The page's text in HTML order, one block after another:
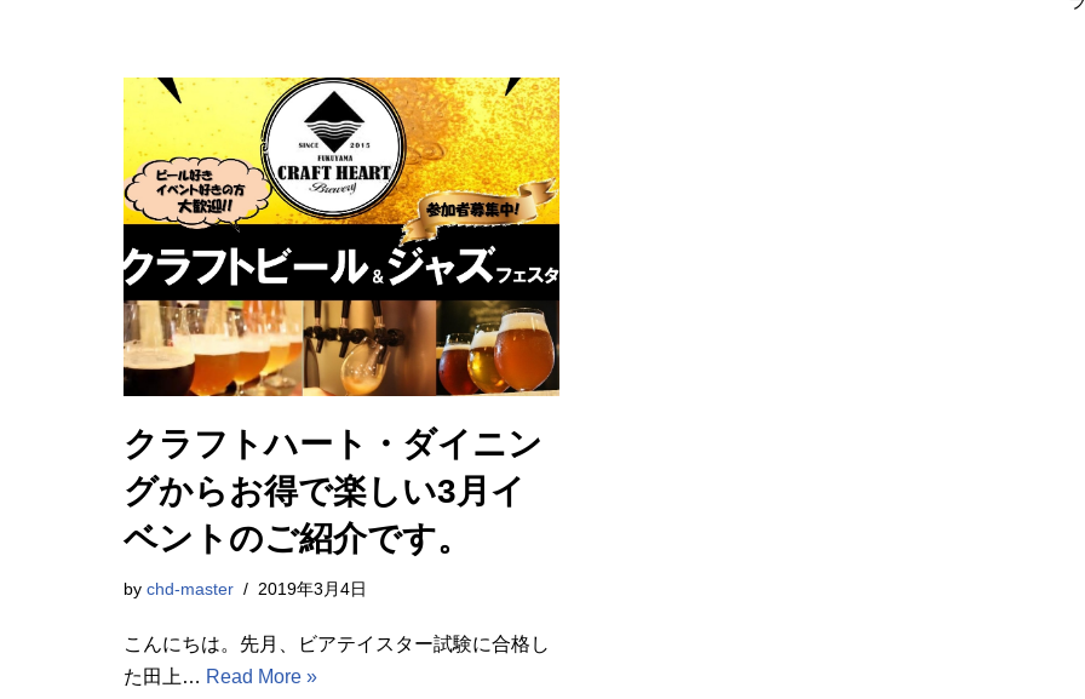
クラフトハート・ダイニン
グからお得で楽しい3月イ
ベントのご紹介です。
by chd-master 2019年3月4日
こんにちは。先月、ビアテイスター試験に合格し
た田上… Read More »